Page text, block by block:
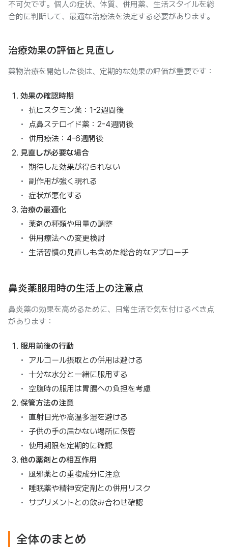
不可欠です。個人の症状、体質、併用薬、生活スタイルを総
合的に判断して、最適な治療法を決定する必要があります。
治療効果の評価と見直し
薬物治療を開始した後は、定期的な効果の評価が重要です：
効果の確認時期
抗ヒスタミン薬：1-2週間後
点鼻ステロイド薬：2-4週間後
併用療法：4-6週間後
見直しが必要な場合
期待した効果が得られない
副作用が強く現れる
症状が悪化する
治療の最適化
薬剤の種類や用量の調整
併用療法への変更検討
生活習慣の見直しも含めた総合的なアプローチ
鼻炎薬服用時の生活上の注意点
鼻炎薬の効果を高めるために、日常生活で気を付けるべき点
があります：
服用前後の行動
アルコール摂取との併用は避ける
十分な水分と一緒に服用する
空腹時の服用は胃腸への負担を考慮
保管方法の注意
直射日光や高温多湿を避ける
子供の手の届かない場所に保管
使用期限を定期的に確認
他の薬剤との相互作用
風邪薬との重複成分に注意
睡眠薬や精神安定剤との併用リスク
サプリメントとの飲み合わせ確認
全体のまとめ